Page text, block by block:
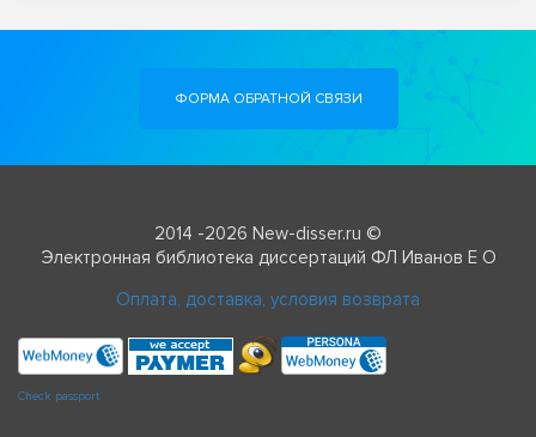
ФОРМА ОБРАТНОЙ СВЯЗИ
2014 -2026 New-disser.ru ©
Электронная библиотека диссертаций ФЛ Иванов Е О
Оплата, доставка, условия возврата
Check passport